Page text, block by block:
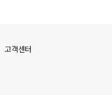
고객센터